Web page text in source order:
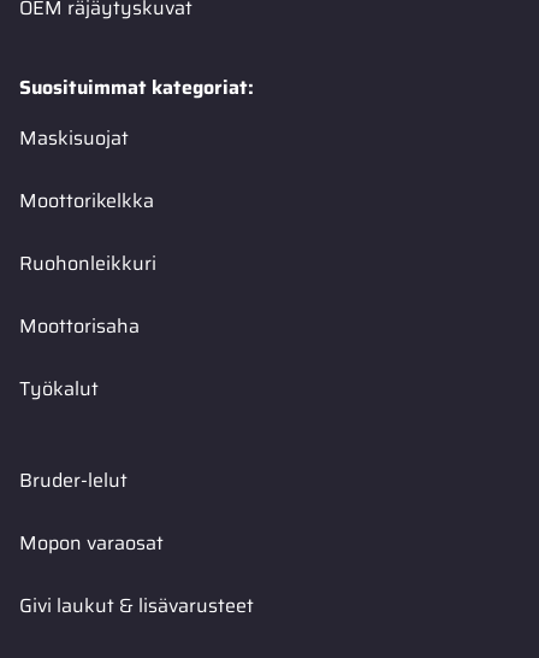
OEM räjäytyskuvat
Suosituimmat kategoriat:
Maskisuojat
Moottorikelkka
Ruohonleikkuri
Moottorisaha
Työkalut
Bruder-lelut
Mopon varaosat
Givi laukut & lisävarusteet